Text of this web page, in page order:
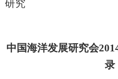
研究
中国海洋发展研究会
录